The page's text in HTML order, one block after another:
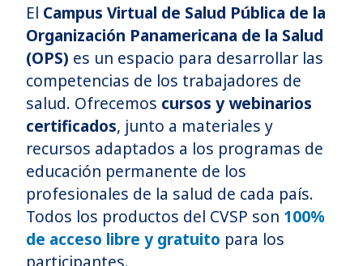
Acercando el conocimiento a la práctica
Conozca más
El Campus Virtual de Salud Pública de la
Organización Panamericana de la Salud
(OPS) es un espacio para desarrollar las
competencias de los trabajadores de
salud. Ofrecemos cursos y webinarios
certificados, junto a materiales y
recursos adaptados a los programas de
educación permanente de los
profesionales de la salud de cada país.
Todos los productos del CVSP son 100%
de acceso libre y gratuito para los
participantes.